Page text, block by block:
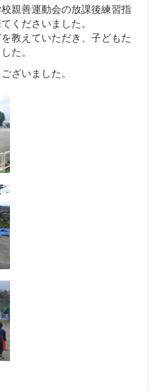
親善運動会の放課後練習指
くださいました。
教えていただき、子どもた
た。
ざいました。